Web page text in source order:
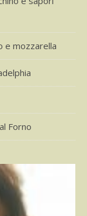
e mozzarella
Forno